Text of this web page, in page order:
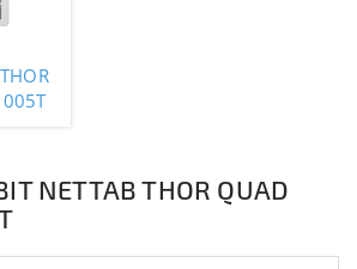
NETTAB THOR QUAD